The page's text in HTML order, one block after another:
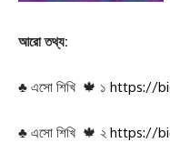
আরো তথ্য:
♣ এসো শিখি 🍁 ১ https://
♣ এসো শিখি 🍁 ২ https://